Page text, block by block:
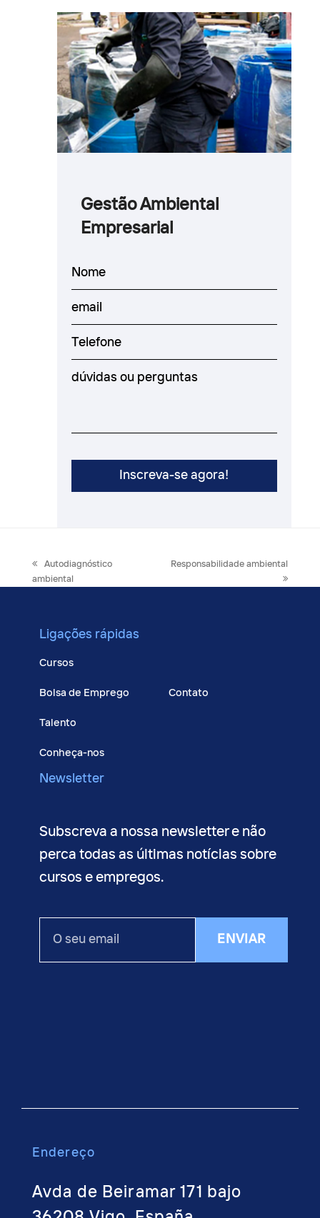
Gestão Ambiental
Empresarial
previous
post:
Autodiagnóstico
ambiental
next
Responsabilidade ambiental
Ligações rápidas
Cursos
Bolsa de Emprego
Talento
Conheça-nos
Contato
Newsletter
Subscreva a nossa newsletter e não
perca todas as últimas notícias sobre
cursos e empregos.
ENVIAR
Endereço
Avda de Beiramar 171 bajo